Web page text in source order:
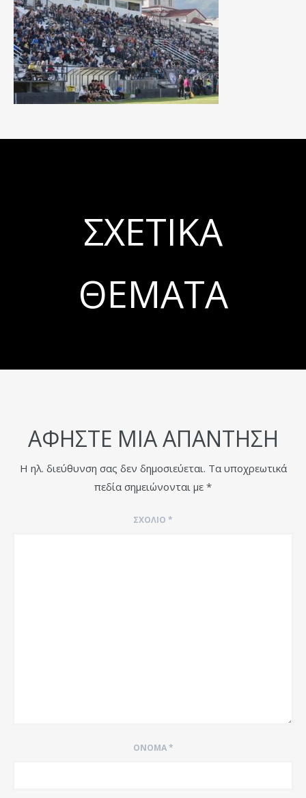
ΣΧΕΤΙΚΆ
ΘΈΜΑΤΑ
ΑΦΉΣΤΕ ΜΙΑ ΑΠΆΝΤΗΣΗ
Η ηλ. διεύθυνση σας δεν δημοσιεύεται. Τα υποχρεωτικά
πεδία σημειώνονται με *
ΣΧΌΛΙΟ *
ΌΝΟΜΑ*